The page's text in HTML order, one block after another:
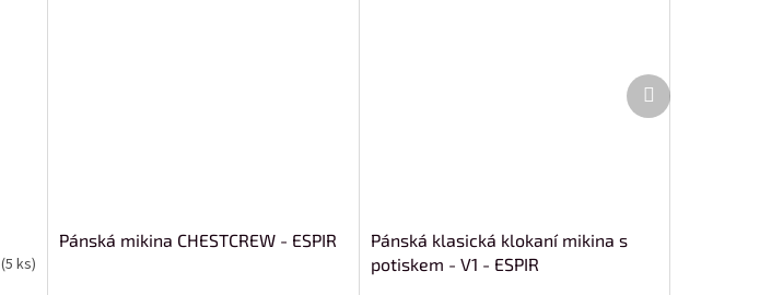
(5 ks)
Pánská mikina CHESTCREW - ESPIR
Pánská klasická klokaní mikina s
potiskem - V1 - ESPIR
Další
produkt